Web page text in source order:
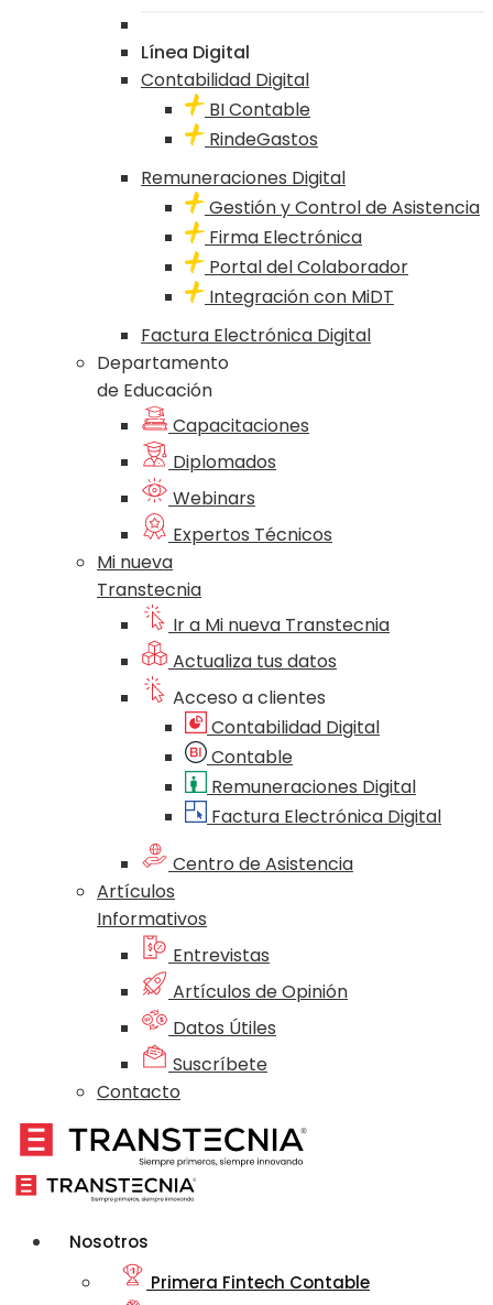
Línea Digital
Contabilidad Digital
BI Contable
RindeGastos
Remuneraciones Digital
Gestión y Control de Asistencia
Firma Electrónica
Portal del Colaborador
Integración con MiDT
Factura Electrónica Digital
Departamento
de Educación
Capacitaciones
Diplomados
Webinars
Expertos Técnicos
Mi nueva
Transtecnia
Ir a Mi nueva Transtecnia
Actualiza tus datos
Acceso a clientes
Contabilidad Digital
Contable
Remuneraciones Digital
Factura Electrónica Digital
Centro de Asistencia
Artículos
Informativos
Entrevistas
Artículos de Opinión
Datos Útiles
Suscríbete
Contacto
Nosotros
Primera Fintech Contable